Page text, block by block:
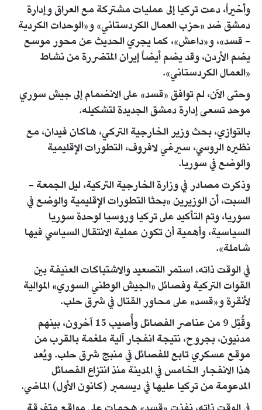
وأخيراً، دعت تركيا إلى عمليات مشتركة مع العراق وإدارة
دمشق ضد «حزب العمال الكردستاني» و«الوحدات الكردية
- قسد»، و«داعش»، كما يجري الحديث عن محور موسع
يضم الأردن، وقد يضم أيضاً إيران المتضررة من نشاط
«العمال الكردستاني».
وحتى الآن، لم توافق «قسد» على الانضمام إلى جيش سوري
موحد تسعى إدارة دمشق الجديدة لتشكيله.
بالتوازي، بحث وزير الخارجية التركي، هاكان فيدان، مع
نظيره الروسي، سيرغي لافروف، التطورات الإقليمية
والوضع في سوريا.
وذكرت مصادر في وزارة الخارجية التركية، ليل الجمعة -
السبت، أن الوزيرين «بحثا التطورات الإقليمية والوضع في
سوريا، وتم التأكيد على تركيا وروسيا لوحدة سوريا
السياسية، وأهمية أن تكون عملية الانتقال السياسي فيها
شاملة».
في الوقت ذاته، استمر التصعيد والاشتباكات العنيفة بين
القوات التركية وفصائل «الجيش الوطني السوري» الموالية
لأنقرة و«قسد» على محاور القتال في شرق حلب.
وقُتِل 9 من عناصر الفصائل وأُصيب 15 آخرون، بينهم
مدنيون، بجروح، نتيجة انفجار آلية ملغمة بالقرب من
موقع عسكري تابع للفصائل في منبج شرق حلب. ويُعد
هذا الانفجار الخامس في المدينة منذ انتزاع الفصائل
المدعومة من تركيا عليها في ديسمبر (كانون الأول) الماضي.